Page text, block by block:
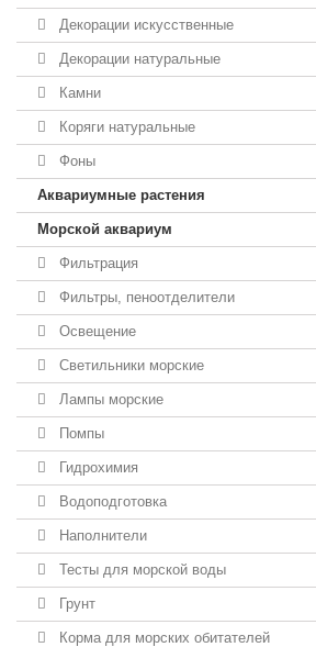
Декорации искусственные
Декорации натуральные
Камни
Коряги натуральные
Фоны
Аквариумные растения
Морской аквариум
Фильтрация
Фильтры, пеноотделители
Освещение
Светильники морские
Лампы морские
Помпы
Гидрохимия
Водоподготовка
Наполнители
Тесты для морской воды
Грунт
Корма для морских обитателей